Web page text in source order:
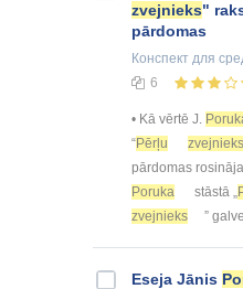
zvejnieks"
pārdomas
Конспект для
6
• Kā vērtē J.
“Pērļu zvejnieks
pārdomas
Poruka
stāstā „
zvejnieks
”
Eseja Jānis